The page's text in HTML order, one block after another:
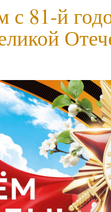
с 81-й